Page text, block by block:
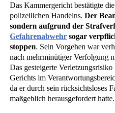
Das Kammergericht bestätigte
polizeilichen Handelns. Der
sondern aufgrund der
Gefahrenabwehr sogar
stoppen. Sein Vorgehen war
nach mehrminütiger Verfolgung
Das gesteigerte
Gerichts im
da er durch sein rücksichtsloses
maßgeblich herausgefordert hatte.